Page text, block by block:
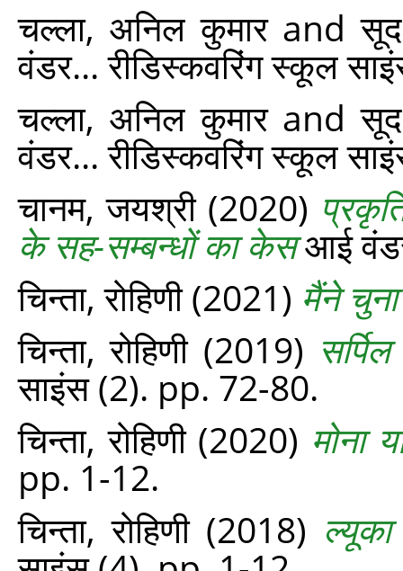
चल्ला, अनिल कुमारand
वंडर... रीडिस्‍कवरिंग स्‍कूल
चल्ला, अनिल कुमारand
वंडर... रीडिस्‍कवरिंग स्‍कूल
चानम, जयश्री(2020)
के सह-सम्बन्धों का केसआई
चिन्ता, रोहिणी(2021) मैंने चुना
चिन्‍ता, रोहिणी(2019)
साइंस (2). pp. 72-80.
चिन्‍ता, रोहिणी(2020) मोना
pp. 1-12.
चिन्‍ता, रोहिणी(2018)